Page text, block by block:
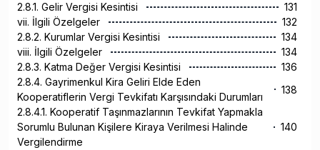
2.8.1. Gelir Vergisi Kesintisi
131
vii. İlgili Özelgeler
132
2.8.2. Kurumlar Vergisi Kesintisi
134
viii. İlgili Özelgeler
134
2.8.3. Katma Değer Vergisi Kesintisi
136
2.8.4. Gayrimenkul Kira Geliri Elde Eden
Kooperatiflerin Vergi Tevkifatı Karşısındaki Durumları
138
2.8.4.1. Kooperatif Taşınmazlarının Tevkifat Yapmakla
Sorumlu Bulunan Kişilere Kiraya Verilmesi Halinde
Vergilendirme
140